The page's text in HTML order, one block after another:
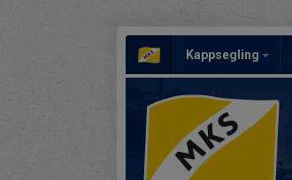
Kappsegling